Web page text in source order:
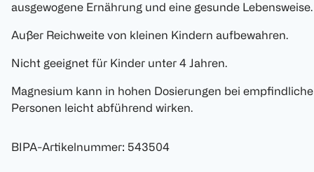
ausgewogene Ernährung und eine gesunde Lebensweise.
Außer Reichweite von kleinen Kindern aufbewahren.
Nicht geeignet für Kinder unter 4 Jahren.
Magnesium kann in hohen Dosierungen bei
Personen leicht abführend wirken.
BIPA-Artikelnummer: 543504